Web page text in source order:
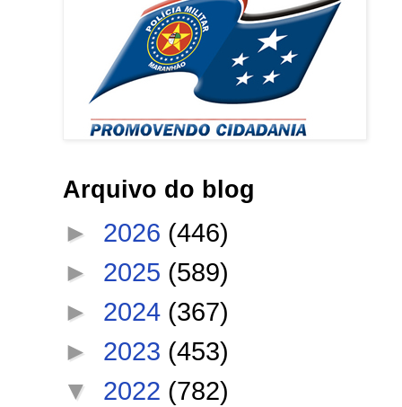
Arquivo do blog
► 2026 (446)
► 2025 (589)
► 2024 (367)
► 2023 (453)
▼ 2022 (782)